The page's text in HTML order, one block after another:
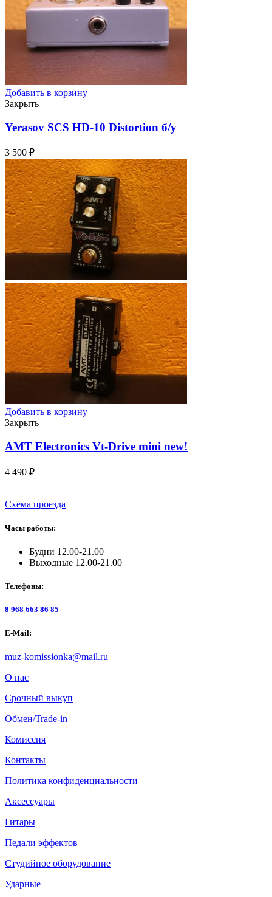
Добавить в корзину
Закрыть
Yerasov SCS HD-10 Distortion б/у
3 500 ₽
Добавить в корзину
Закрыть
AMT Electronics Vt-Drive mini new!
4 490 ₽
Схема проезда
Часы работы:
Будни 12.00-21.00
Выходные 12.00-21.00
Телефоны:
8 968 663 86 85
E-Mail:
muz-komissionka@mail.ru
О нас
Срочный выкуп
Обмен/Trade-in
Комиссия
Контакты
Политика конфиденциальности
Аксессуары
Гитары
Педали эффектов
Студийное оборудование
Ударные